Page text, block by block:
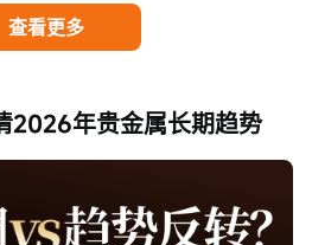
查看更多
2026年贵金属长期趋势